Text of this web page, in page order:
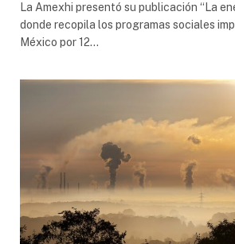
La Amexhi presentó su publicación “La
donde recopila los programas sociales
México por 12…